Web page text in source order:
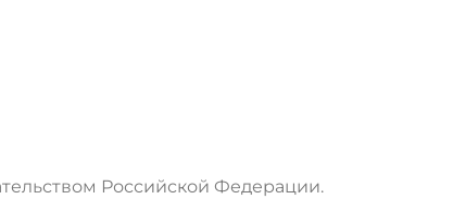
Российской Федерации.